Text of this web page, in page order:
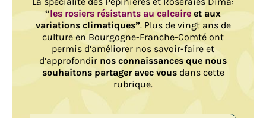
“les rosiers résistants au calcaire et aux
variations climatiques”. Plus de vingt ans de
culture en Bourgogne-Franche-Comté ont
permis d’améliorer nos savoir-faire et
d’approfondir nos connaissances que nous
souhaitons partager avec vousdans cette
rubrique.